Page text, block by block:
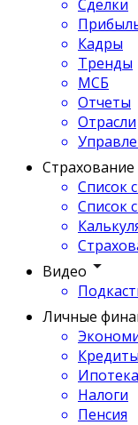
Сделки
Кадры
Тренды
МСБ
Отчеты
Отрасли
Страхование
Список
Список
Видео
Личные
Кредиты
Ипотека
Налоги
Пенсия